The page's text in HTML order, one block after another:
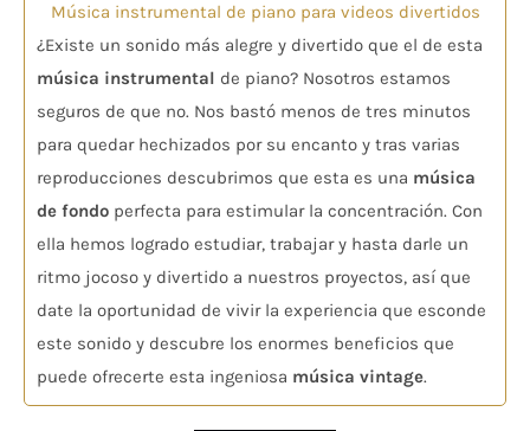
Música instrumental de piano para videos divertidos
¿Existe un sonido más alegre y divertido que el de esta
música instrumental de piano? Nosotros estamos
seguros de que no. Nos bastó menos de tres minutos
para quedar hechizados por su encanto y tras varias
reproducciones descubrimos que esta es una música
de fondo perfecta para estimular la concentración. Con
ella hemos logrado estudiar, trabajar y hasta darle un
ritmo jocoso y divertido a nuestros proyectos, así que
date la oportunidad de vivir la experiencia que esconde
este sonido y descubre los enormes beneficios que
puede ofrecerte esta ingeniosa música vintage.